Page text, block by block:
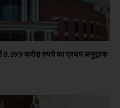
8,399 करोड़ रुपये का प्रथम अनुपूरक